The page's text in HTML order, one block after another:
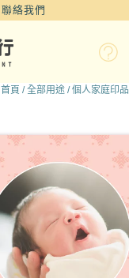
聯絡我們
首頁 /全部用途 /個人家庭印品